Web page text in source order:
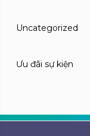
Uncategorized
Ưu đãi sự kiện